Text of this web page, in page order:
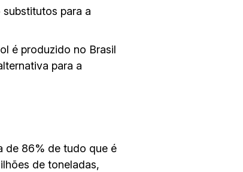
para a
é produzido no Brasil
para a
de 86% de tudo que é
de toneladas,